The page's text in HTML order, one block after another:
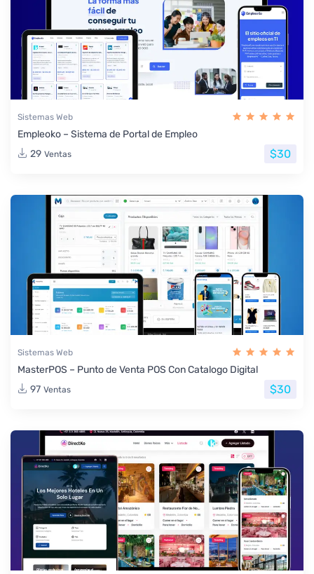
Sistemas Web
Empleoko – Sistema de Portal de Empleo
29 Ventas $30
Sistemas Web
MasterPOS – Punto de Venta POS Con Catalogo Digital
97 Ventas $30